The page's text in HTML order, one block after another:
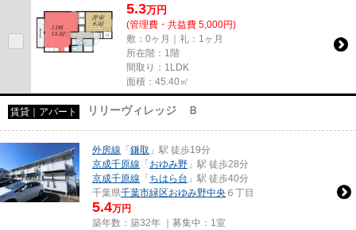
5.3万円
(管理費・共益費 5,000円)
敷：0ヶ月｜礼：1ヶ月
所在階：1階
間取り：1LDK
面積：45.40㎡
賃貸｜アパート リリーヴィレッジ Ｂ
外房線 「 鎌取 」駅 徒歩19分
京成千原線 「 おゆみ野 」駅 徒歩28分
京成千原線 「 ちはら台 」駅 徒歩40分
千葉県千葉市緑区おゆみ野中央 ６丁目
5.4万円
築年数：築32年 ｜募集中： 1室